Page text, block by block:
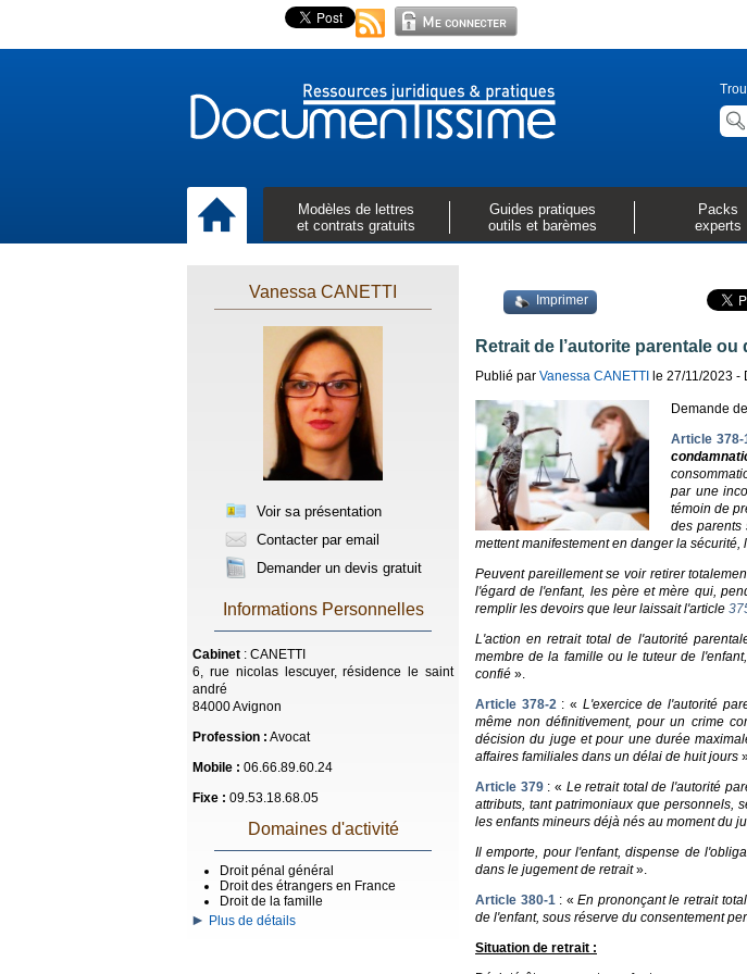
Modèles de lettres
et contrats gratuits
Guides pratiques
outils et barèmes
Packs
experts
Vanessa CANETTI
Voir sa présentation
Contacter par email
Demander un devis gratuit
Informations Personnelles
Cabinet : CANETTI
6, rue nicolas lescuyer, résidence le saint
andré
84000 Avignon
Profession : Avocat
Mobile : 06.66.89.60.24
Fixe : 09.53.18.68.05
Domaines d'activité
Droit pénal général
Droit des étrangers en France
Droit de la famille
Plus de détails
Imprimer
Retrait de l’autorite parentale ou
Publié par Vanessa CANETTI le 27/11/2023 -
Demande
Article 378-
par une
témoin de
des parents
mettent manifestement en danger la sécurité,
Peuvent pareillement se voir retirer
l'égard de l'enfant, les père et mère qui,
remplir les devoirs que leur laissait l'article
L'action en retrait total de l'autorité
membre de la famille ou le tuteur de
confié ».
Article 378-2 : « L'exercice de l'autorité
même non définitivement, pour un crime
décision du juge et pour une durée
affaires familiales dans un délai de huit jours
Article 379: « Le retrait total de l'autorité
attributs, tant patrimoniaux que personnels,
les enfants mineurs déjà nés au moment du
Il emporte, pour l'enfant, dispense de
dans le jugement de retrait».
Article 380-1 : «En prononçant le retrait
de l'enfant, sous réserve du consentement
Situation de retrait :